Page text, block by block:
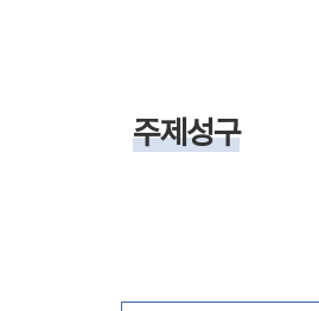
주제성구